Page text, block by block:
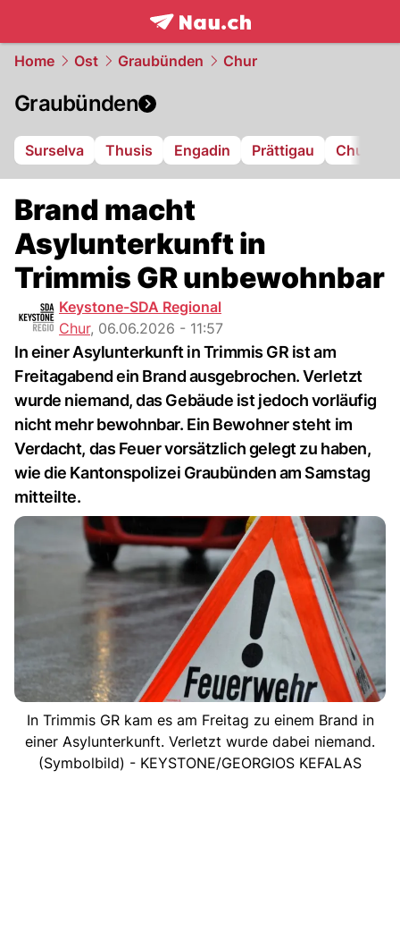
frontpage.NAU.ch
Home Ost Graubünden Chur
Graubünden
Surselva Thusis Engadin Prättigau Chur
Brand macht
Asylunterkunft in
Trimmis GR unbewohnbar
Keystone-SDA Regional
Chur, 06.06.2026 - 11:57
In einer Asylunterkunft in Trimmis GR ist am
Freitagabend ein Brand ausgebrochen. Verletzt
wurde niemand, das Gebäude ist jedoch vorläufig
nicht mehr bewohnbar. Ein Bewohner steht im
Verdacht, das Feuer vorsätzlich gelegt zu haben,
wie die Kantonspolizei Graubünden am Samstag
mitteilte.
In Trimmis GR kam es am Freitag zu einem Brand in
einer Asylunterkunft. Verletzt wurde dabei niemand.
(Symbolbild) - KEYSTONE/GEORGIOS KEFALAS